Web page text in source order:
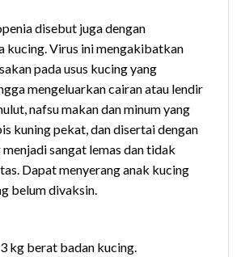
disebut juga dengan
kucing. Virus ini mengakibatkan
pada usus kucing yang
mengeluarkan cairan atau lendir
nafsu makan dan minum yang
kuning pekat, dan disertai dengan
sangat lemas dan tidak
Dapat menyerang anak kucing
belum divaksin.
kg berat badan kucing.